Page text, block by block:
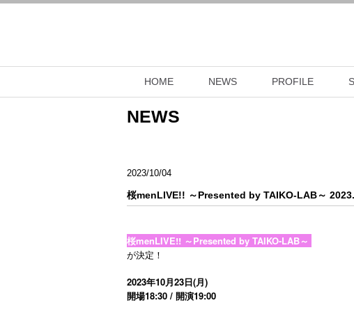
HOME NEWS PROFILE
NEWS
2023/10/04
桜menLIVE!! ～Presented by TAIKO-LAB～
桜menLIVE!! ～Presented by TAIKO-LAB～
が決定！
2023年10月23日(月)
開場18:30 / 開演19:00